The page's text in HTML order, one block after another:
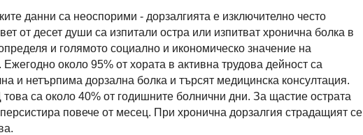
данни са неоспорими - дорзалгията е изключително често
от десет души са изпитали остра или изпитват хронична болка в
и голямото социално и икономическо значение на
Ежегодно около 95% от хората в активна трудова дейност са
и нетърпима дорзална болка и търсят медицинска консултация.
са около 40% от годишните болнични дни. За щастие острата
повече от месец. При хронична дорзалгия страдащият се